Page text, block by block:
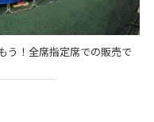
う！全席指定席での販売で